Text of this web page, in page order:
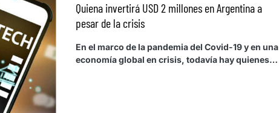
Quiena invertirá USD 2 millones en Argentina a
pesar de la crisis
En el marco de la pandemia del Covid-19 y en una
economía global en crisis, todavía hay quienes…